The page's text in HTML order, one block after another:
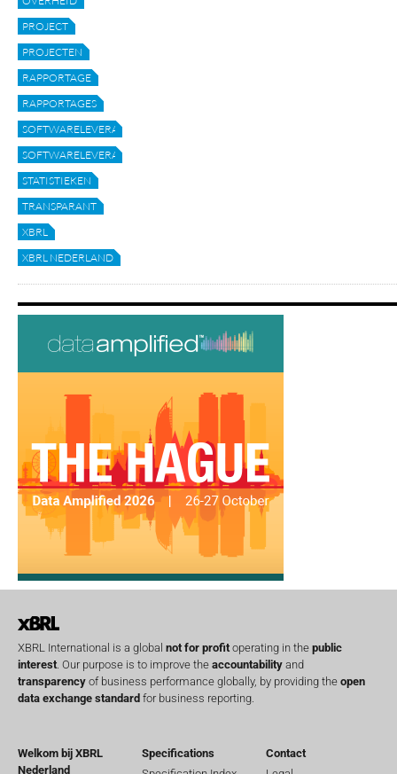
PROJECT
PROJECTEN
RAPPORTAGE
RAPPORTAGES
SOFTWARELEVERANCIER
SOFTWARELEVERANCIERS
STATISTIEKEN
TRANSPARANT
XBRL
XBRL NEDERLAND
XBRL International is a global not for profitoperating in the public
interest. Our purpose is to improve the accountability and
transparency of business performance globally, by providing the open
data exchange standard for business reporting.
Welkom bij XBRL
Nederland
Specifications
Contact